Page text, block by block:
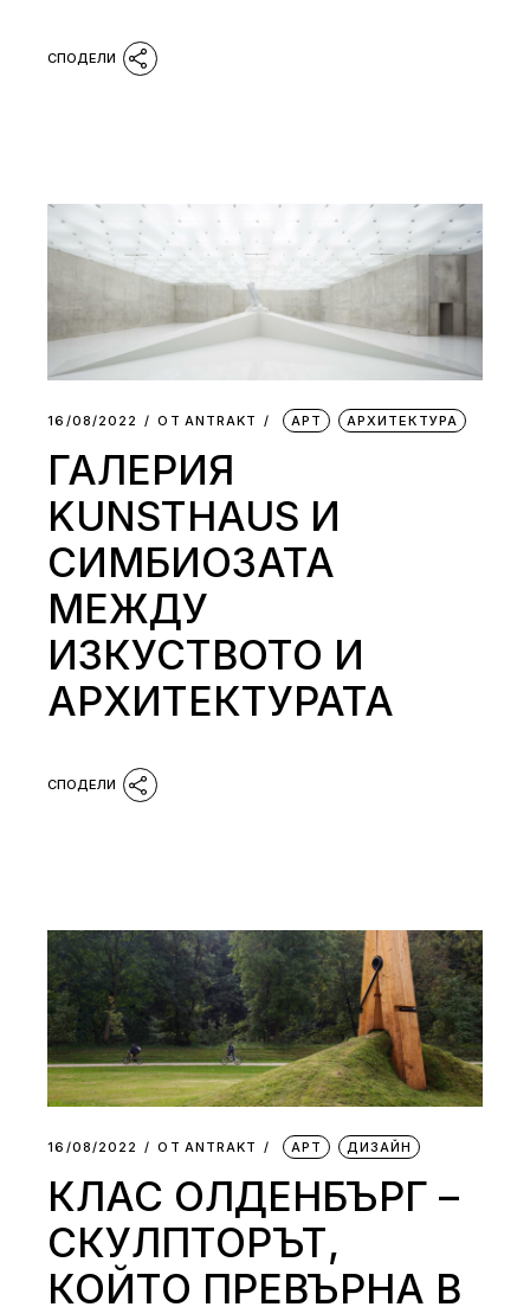
16/08/2022 ОТ АNTRAKT АРТ АРХИТЕКТУРА
ГАЛЕРИЯ
KUNSTHAUS И
СИМБИОЗАТА
МЕЖДУ
ИЗКУСТВОТО И
АРХИТЕКТУРАТА
16/08/2022 ОТ АNTRAKT АРТ ДИЗАЙН
КЛАС ОЛДЕНБЪРГ –
СКУЛПТОРЪТ,
КОЙТО ПРЕВЪРНА В